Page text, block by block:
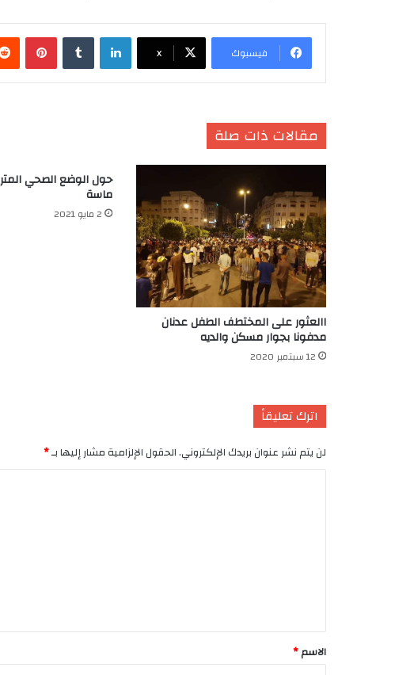
فيسبوك X
لينكدإن بينتيريست
مقالات ذات صلة
االعثور على المختطف الطفل عدنان
مدفونا بجوار مسكن والديه
12 سبتمبر 2020
حول الوضع الصحي
ماسة
2 مايو 2021
اترك تعليقاً
لن يتم نشر عنوان بريدك الإلكتروني.الحقول الإلزامية مشار إليها بـ*
*
الاسم*